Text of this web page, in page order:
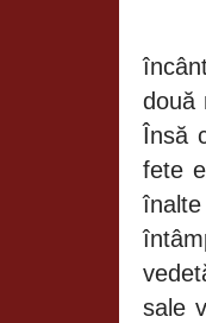
două
Însă
fete
sale